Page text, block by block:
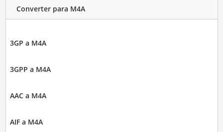
Converter para M4A
3GP a M4A
3GPP a M4A
AAC a M4A
AIF a M4A